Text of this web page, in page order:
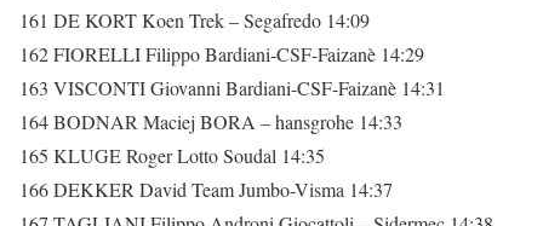
161 DE KORT Koen Trek – Segafredo 14:09
162 FIORELLI Filippo Bardiani-CSF-Faizanè 14:29
163 VISCONTI Giovanni Bardiani-CSF-Faizanè 14:31
164 BODNAR Maciej BORA – hansgrohe 14:33
165 KLUGE Roger Lotto Soudal 14:35
166 DEKKER David Team Jumbo-Visma 14:37